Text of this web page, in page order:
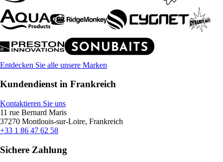
Entdecken Sie alle unsere Marken
Kundendienst in Frankreich
Kontaktieren Sie uns
11 rue Bernard Maris
37270 Montlouis-sur-Loire, Frankreich
+33 1 86 47 62 58
Sichere Zahlung